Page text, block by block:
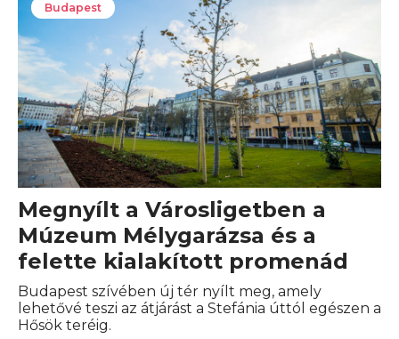
Budapest
Megnyílt a Városligetben a
Múzeum Mélygarázsa és a
felette kialakított promenád
Budapest szívében új tér nyílt meg, amely
lehetővé teszi az átjárást a Stefánia úttól egészen a
Hősök teréig.